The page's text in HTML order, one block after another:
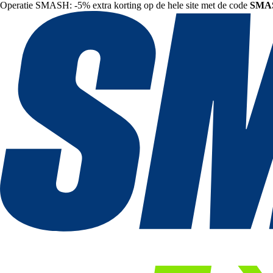
Operatie SMASH: -5% extra korting op de hele site met de code